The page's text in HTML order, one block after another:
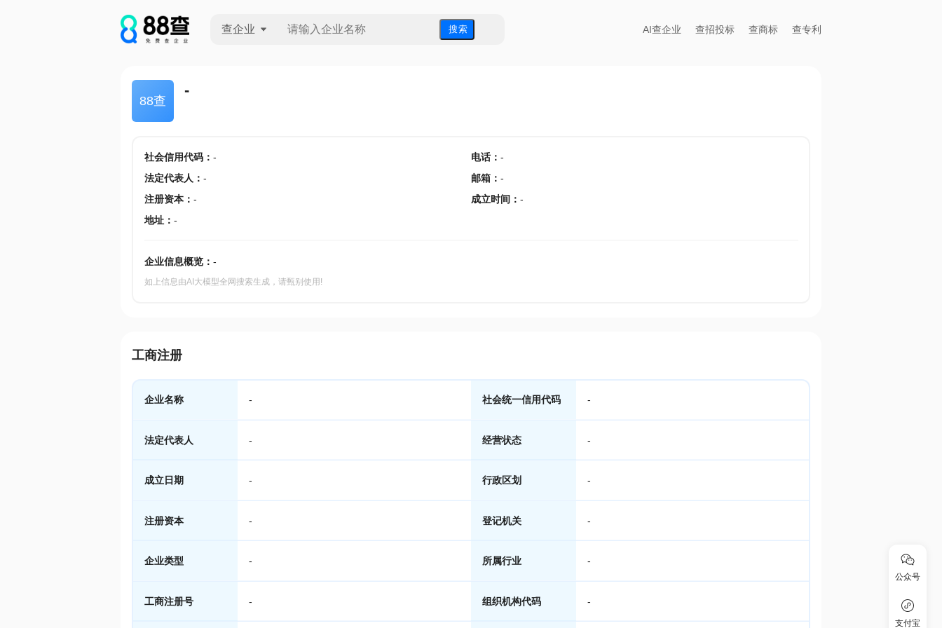
查企业 搜 索 AI查企业 查招投标 查商标 查专利
88查
-
社会信用代码： - 电话： -
法定代表人 ： - 邮箱 ： -
注册资本： - 成立时间 ： -
地址： -
企业信息概览： -
如上信息由AI大模型全网搜索生成，请甄别使用!
工商注册
企业名称 - 社会统一信用代码 -
法定代表人 - 经营状态 -
成立日期 - 行政区划 -
注册资本 - 登记机关 -
企业类型 - 所属行业 -
工商注册号 - 组织机构代码 -
公众号
支付宝